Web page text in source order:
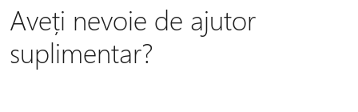
Aveți nevoie de ajutor
suplimentar?